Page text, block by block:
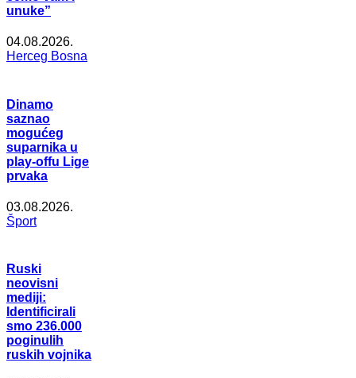
unuke”
04.08.2026.
Herceg Bosna
Dinamo
saznao
mogućeg
suparnika u
play-offu Lige
prvaka
03.08.2026.
Šport
Ruski
neovisni
mediji:
Identificirali
smo 236.000
poginulih
ruskih vojnika